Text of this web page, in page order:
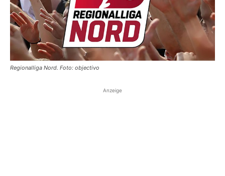
Regionalliga Nord. Foto: objectivo
Anzeige